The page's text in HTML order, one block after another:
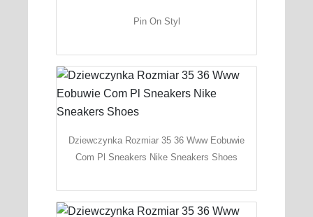
Pin On Styl
Dziewczynka Rozmiar 35 36 Www Eobuwie
Com Pl Sneakers Nike Sneakers Shoes